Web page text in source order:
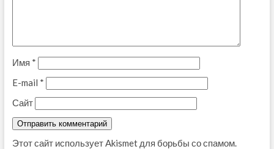
Имя *
E-mail *
Сайт
Этот сайт использует Akismet для борьбы со спамом.